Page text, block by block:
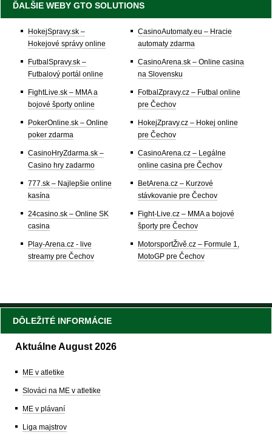
ĎALŠIE WEBY GTO SOLUTIONS
HokejSpravy.sk –
Hokejové správy online
FutbalSpravy.sk –
Futbalový portál online
FightLive.sk – MMA a
bojové športy online
PokerOnline.sk – Online
poker zdarma
CasinoHryZdarma.sk –
Casino hry zadarmo
777.sk – Najlepšie online
kasína
24casino.sk – Online SK
casina
Play-Arena.cz - live
streamy pre Čechov
CasinoAutomaty.eu – Hracie
automaty zdarma
CasinoArena.sk – Online casina
na Slovensku
FotbalZpravy.cz – Futbal online
pre Čechov
HokejZpravy.cz – Hokej online
pre Čechov
CasinoArena.cz – Legálne
online casina pre Čechov
BetArena.cz – Kurzové
stávkovanie pre Čechov
Fight-Live.cz – MMA a bojové
športy pre Čechov
MotorsportŽivě.cz – Formule 1,
MotoGP pre Čechov
DÔLEŽITÉ INFORMÁCIE
Aktuálne August 2026
ME v atletike
Slováci na ME v atletike
ME v plávaní
Liga majstrov